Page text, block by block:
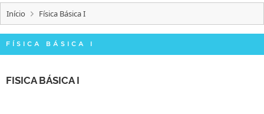
PORTARIAS
TELEFONES
Início Física Básica I
FÍSICA BÁSICA I
FISICA BÁSICA I